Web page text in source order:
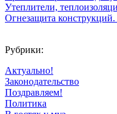
Утеплители,
Огнезащита
Рубрики:
Актуально!
Законодательство
Поздравляем!
Политика